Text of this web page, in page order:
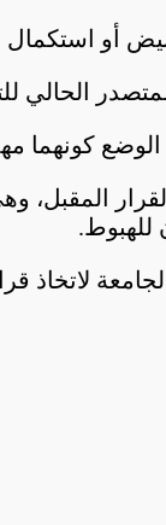
الأبواب المغلقة،
الحالي
كونهما
بالقرار
للهبوط.
لاتخاذ